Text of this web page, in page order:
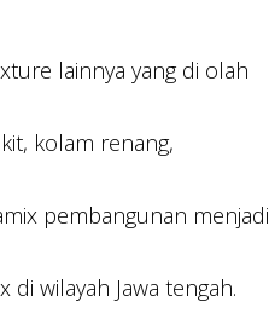
lainnya yang di olah
kolam renang,
pembangunan menjadi
wilayah Jawa tengah.